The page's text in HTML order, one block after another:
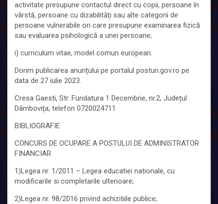
activitate presupune contactul direct cu copii, persoane în
vârstă, persoane cu dizabilități sau alte categorii de
persoane vulnerabile ori care presupune examinarea fizică
sau evaluarea psihologică a unei persoane;
i) curriculum vitae, model comun european.
Dorim publicarea anunțului pe portalul posturi.gov.ro pe
data de 27 iulie 2023.
Cresa Gaesti, Str. Fundatura 1 Decembrie, nr.2, Județul
Dâmbovița, telefon 0720024711
BIBLIOGRAFIE
CONCURS DE OCUPARE A POSTULUI DE ADMINISTRATOR
FINANCIAR
1)Legea nr. 1/2011 – Legea educatiei nationale, cu
modificarile si completarile ulterioare;
2)Legea nr. 98/2016 privind achizitiile publice;